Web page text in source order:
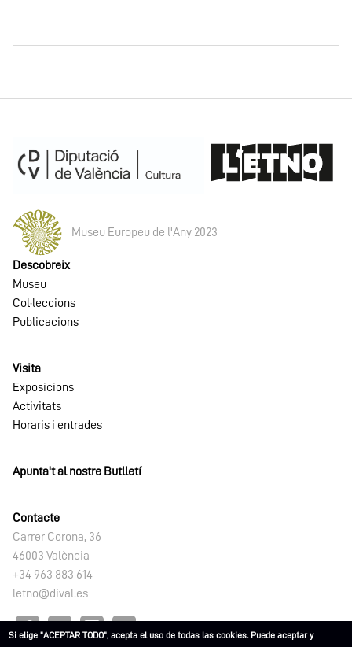
Museu Europeu de l'Any 2023
Descobreix
Museu
Col·leccions
Publicacions
Visita
Exposicions
Activitats
Horaris i entrades
Apunta't al nostre Butlletí
Contacte
Carrer Corona, 36
46003 València
+34 963 883 614
letno@dival.es
Si elige "ACEPTAR TODO", acepta el uso de todas las cookies. Puede aceptar y